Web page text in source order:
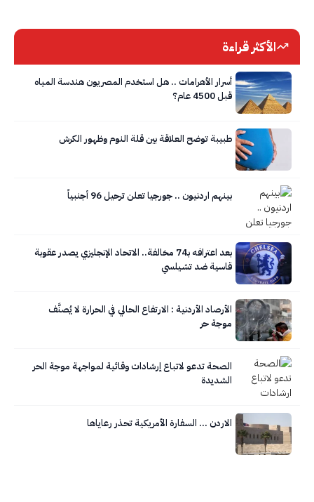
الأكثر قراءة
أسرار الأهرامات .. هل استخدم المصريون هندسة المياه
قبل 4500 عام؟
طبيبة توضح العلاقة بين قلة النوم وظهور الكرش
بينهم اردنيون .. جورجيا تعلن ترحيل 96 أجنبياً
بعد اعترافه بـ74 مخالفة.. الاتحاد الإنجليزي يصدر عقوبة
قاسية ضد تشيلسي
الأرصاد الأردنية : الارتفاع الحالي في الحرارة لا يُصنَّف
موجة حر
الصحة تدعو لاتباع إرشادات وقائية لمواجهة موجة الحر
الشديدة
الاردن … السفارة الأمريكية تحذر رعاياها